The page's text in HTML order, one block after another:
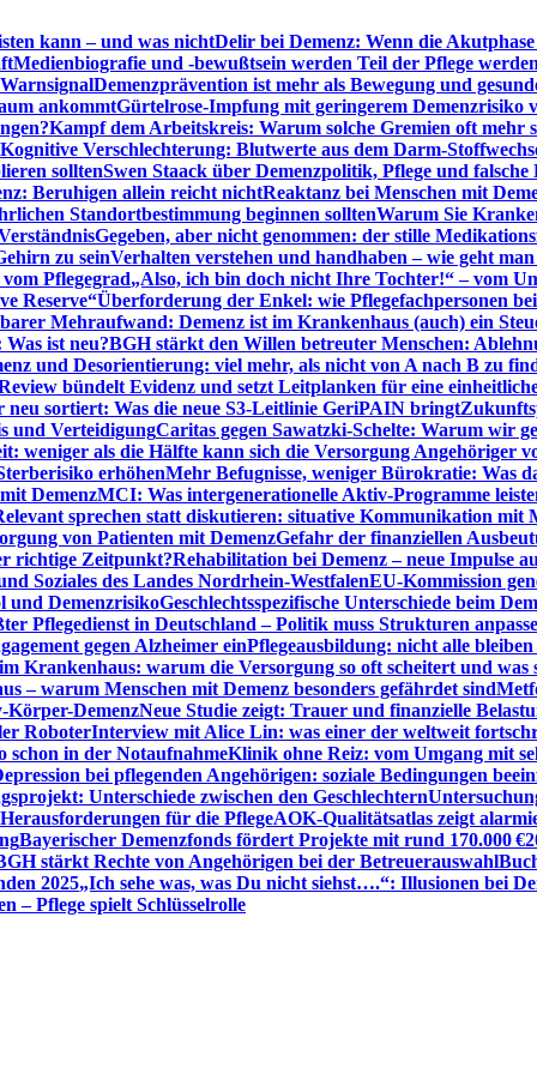
kann – und was nichtDelir bei Demenz: Wenn die
Medienbiografie und -bewußtsein werden Teil der Pflege werden
Demenzprävention ist mehr als Bewegung und
ankommtGürtelrose-Impfung mit geringerem Demenzrisiko
Kampf dem Arbeitskreis: Warum solche Gremien oft mehr
Kognitive Verschlechterung: Blutwerte aus dem Darm-
solltenSwen Staack über Demenzpolitik, Pflege und falsche
Beruhigen allein reicht nichtReaktanz bei Menschen mit
Standortbestimmung beginnen solltenWarum Sie
Gegeben, aber nicht genommen: der stille
zu seinVerhalten verstehen und handhaben – wie geht
Pflegegrad„Also, ich bin doch nicht Ihre Tochter!“ – vom
Reserve“Überforderung der Enkel: wie Pflegefachpersonen
Mehraufwand: Demenz ist im Krankenhaus (auch) ein
ist neu?BGH stärkt den Willen betreuter Menschen:
und Desorientierung: viel mehr, als nicht von A nach B zu
bündelt Evidenz und setzt Leitplanken für eine
neu sortiert: Was die neue S3-Leitlinie GeriPAIN bringt
und VerteidigungCaritas gegen Sawatzki-Schelte: Warum wir
weniger als die Hälfte kann sich die Versorgung Angehöriger
erhöhenMehr Befugnisse, weniger Bürokratie: Was
DemenzMCI: Was intergenerationelle Aktiv-Programme
sprechen statt diskutieren: situative Kommunikation mit
von Patienten mit DemenzGefahr der finanziellen
richtige Zeitpunkt?Rehabilitation bei Demenz – neue Impulse
Soziales des Landes Nordrhein-WestfalenEU-Kommission
und DemenzrisikoGeschlechtsspezifische Unterschiede beim
Pflegedienst in Deutschland – Politik muss Strukturen
gegen Alzheimer einPflegeausbildung: nicht alle bleiben
Krankenhaus: warum die Versorgung so oft scheitert und was
– warum Menschen mit Demenz besonders gefährdet sind
Körper-DemenzNeue Studie zeigt: Trauer und finanzielle
RoboterInterview mit Alice Lin: was einer der weltweit
schon in der NotaufnahmeKlinik ohne Reiz: vom Umgang mit
bei pflegenden Angehörigen: soziale Bedingungen
Unterschiede zwischen den Geschlechtern
für die PflegeAOK-Qualitätsatlas zeigt
Bayerischer Demenzfonds fördert Projekte mit rund 170.000 €
stärkt Rechte von Angehörigen bei der Betreuerauswahl
2025„Ich sehe was, was Du nicht siehst….“: Illusionen bei
– Pflege spielt Schlüsselrolle